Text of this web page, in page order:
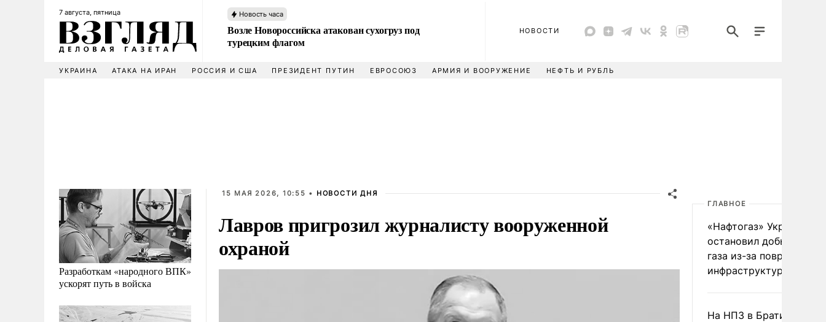
7 августа, пятница Новость часа
Возле Новороссийска атакован сухогруз под
турецким флагом
НОВОСТИ
УКРАИНА АТАКА НА ИРАН РОССИЯ И США ПРЕЗИДЕНТ ПУТИН ЕВРОСОЮЗ АРМИЯ И ВООРУЖЕНИЕ НЕФТЬ И РУБЛЬ
Разработкам «народного ВПК»
ускорят путь в войска
15 МАЯ 2026, 10:55 • НОВОСТИ ДНЯ
Лавров пригрозил журналисту вооруженной
охраной
ГЛАВНОЕ
«Нафтогаз» Украины
остановил добычу
газа из-за повреждения
инфраструктуры
На НПЗ в Братиславе